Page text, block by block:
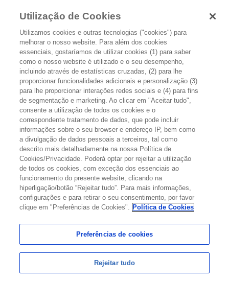
SINTOMAS A QUE DEVE ESTAR
ATENTO NO CANCRO
O cancro pode provocar muitos sintomas diferentes, como por
exemplo:
Espessamento, massaou “ uma elevação” em qualquer parte do
corpo.
Ferida que não passa, ou seja, cuja cicatrização não acontece.
Utilização de Cookies
Utilizamos cookies e outras tecnologias ("cookies") para
melhorar o nosso website. Para além dos cookies
essenciais, gostaríamos de utilizar cookies (1) para saber
como o nosso website é utilizado e o seu desempenho,
incluindo através de estatísticas cruzadas, (2) para lhe
proporcionar funcionalidades adicionais e personalização (3)
para lhe proporcionar interações redes sociais e (4) para fins
de segmentação e marketing. Ao clicar em "Aceitar tudo",
consente a utilização de todos os cookies e o
correspondente tratamento de dados, que pode incluir
informações sobre o seu browser e endereço IP, bem como
a divulgação de dados pessoais a terceiros, tal como
descrito mais detalhadamente na nossa Política de
Cookies/Privacidade. Poderá optar por rejeitar a utilização
de todos os cookies, com exceção dos essenciais ao
funcionamento do presente website, clicando na
hiperligação/botão “Rejeitar tudo”. Para mais informações,
configurações e para retirar o seu consentimento, por favor
clique em "Preferências de Cookies". Política de Cookies
Preferências de cookies
Rejeitar tudo